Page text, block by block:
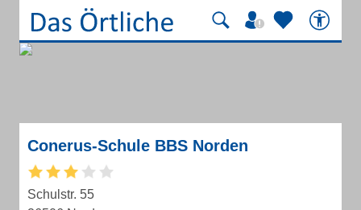
Conerus-Schule BBS Norden
Schulstr. 55